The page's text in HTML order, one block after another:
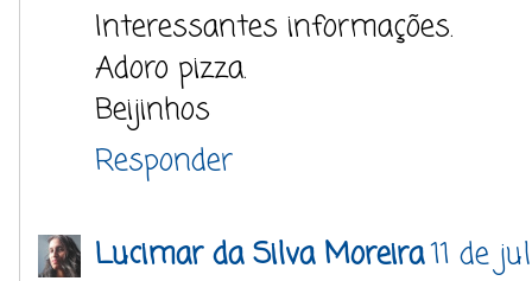
Interessantes informações.
Adoro pizza.
Beijinhos
Responder
Lucimar da Silva Moreira11 de